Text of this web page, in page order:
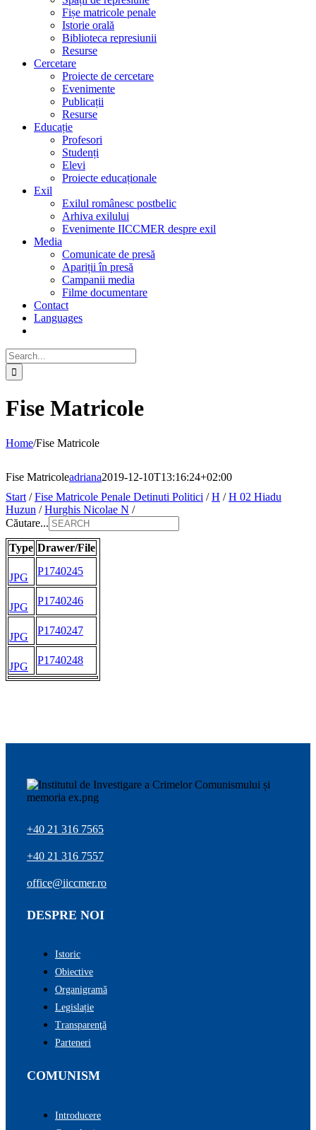
Fișe matricole penale
Istorie orală
Biblioteca represiunii
Resurse
Cercetare
Proiecte de cercetare
Evenimente
Publicații
Resurse
Educație
Profesori
Studenți
Elevi
Proiecte educaționale
Exil
Exilul românesc postbelic
Arhiva exilului
Evenimente IICCMER despre exil
Media
Comunicate de presă
Apariții în presă
Campanii media
Filme documentare
Contact
Languages
Search
for:
Fise Matricole
Home/Fise Matricole
Fise Matricoleadriana2019-12-10T13:16:24+02:00
Start /Fise Matricole Penale Detinuti Politici /H /H 02 Hiadu
Huzun /Hurghis Nicolae N /
Căutare...
Type Drawer/File
JPG
P1740245
JPG
P1740246
JPG
P1740247
JPG
P1740248
+40 21 316 7565
+40 21 316 7557
office@iiccmer.ro
DESPRE NOI
Istoric
Obiective
Organigramă
Legislație
Transparenţă
Parteneri
COMUNISM
Introducere